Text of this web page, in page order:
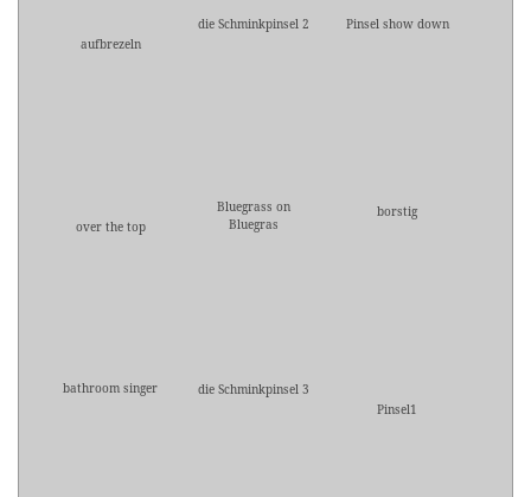
aufbrezeln
die Schminkpinsel 2 Pinsel show down
over the top
Bluegrass on
Bluegras
borstig
bathroom singer
die Schminkpinsel 3
Pinsel1